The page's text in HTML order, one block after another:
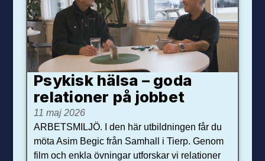
Psykisk hälsa – goda
relationer på jobbet
11 maj 2026
ARBETSMILJÖ. I den här utbildningen får du
möta Asim Begic från Samhall i Tierp. Genom
film och enkla övningar utforskar vi relationer